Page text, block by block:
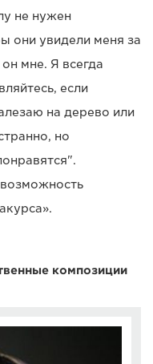
не нужен
они увидели меня за
мне. Я всегда
если
на дерево или
но
композиции